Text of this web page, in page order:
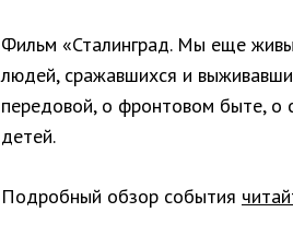
Фильм «Сталинград. Мы еще
людей, сражавшихся и
передовой, о фронтовом быте, о
детей.
Подробный обзор события